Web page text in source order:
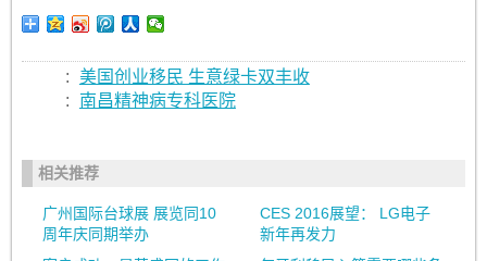
: 美国创业移民 生意绿卡双丰收
:
南昌精神病专科医院
相关推荐
广州国际台球展 展览同10
周年庆同期举办
CES 2016展望： LG电子
新年再发力